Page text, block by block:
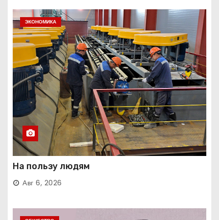
ЭКОНОМИКА
На пользу людям
Авг 6, 2026